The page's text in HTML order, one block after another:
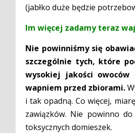
(jabłko duże będzie
Im więcej zadamy teraz
Nie powinniśmy się
szczególnie tych, które
wysokiej jakości owoców
wapniem przed zbiorami.
i tak opadną. Co więcej,
zawiązków. Nie powinno
toksycznych domieszek.